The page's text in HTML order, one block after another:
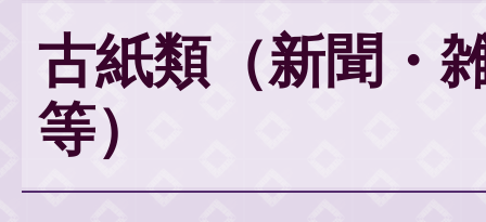
古紙類（新聞・
等）